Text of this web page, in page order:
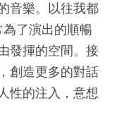
音樂。以往我都
了演出的順暢
發揮的空間。接
創造更多的對話
性的注入，意想